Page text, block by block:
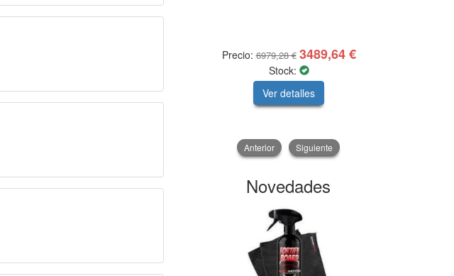
Precio:6979,28 € 3489,64 €
Stock:
Ver detalles
Anterior Siguiente
Novedades